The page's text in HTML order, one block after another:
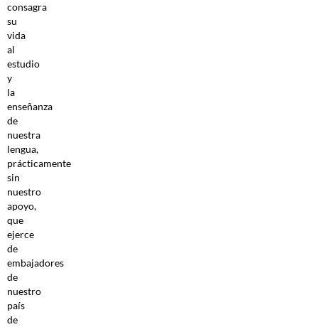
consagra
su
vida
al
estudio
y
la
enseñanza
de
nuestra
lengua,
prácticamente
sin
nuestro
apoyo,
que
ejerce
de
embajadores
de
nuestro
país
de